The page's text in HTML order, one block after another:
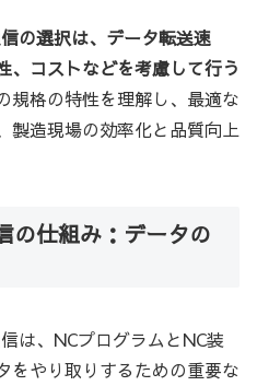
の選択は、データ転送速
、コストなどを考慮して行う
規格の特性を理解し、最適な
製造現場の効率化と品質向上
の仕組み：データの
は、NCプログラムとNC装
をやり取りするための重要な